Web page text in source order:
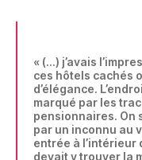
« (…) j’avais
ces hôtels cachés
d’élégance.
marqué par les
pensionnaires. On
par un inconnu au
entrée à l’intérieur
devait y trouver la